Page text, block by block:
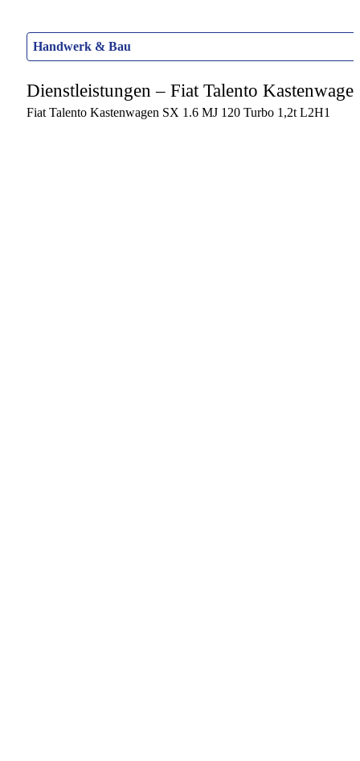
Handwerk & Bau
Dienstleistungen – Fiat Talento
Fiat Talento Kastenwagen SX 1.6 MJ 120 Turbo 1,2t L2H1